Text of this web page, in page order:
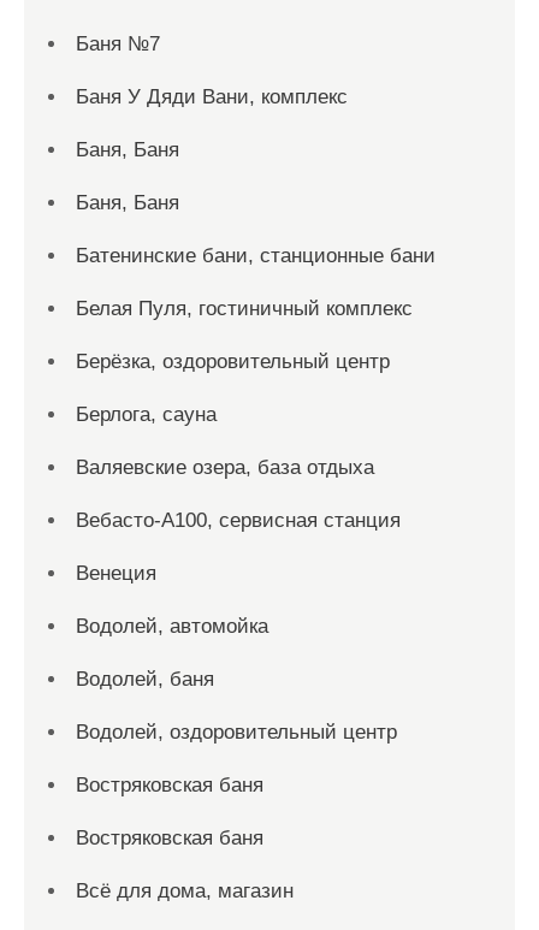
Баня №7
Баня У Дяди Вани, комплекс
Баня, Баня
Баня, Баня
Батенинские бани, станционные бани
Белая Пуля, гостиничный комплекс
Берёзка, оздоровительный центр
Берлога, сауна
Валяевские озера, база отдыха
Вебасто-А100, сервисная станция
Венеция
Водолей, автомойка
Водолей, баня
Водолей, оздоровительный центр
Востряковская баня
Востряковская баня
Всё для дома, магазин